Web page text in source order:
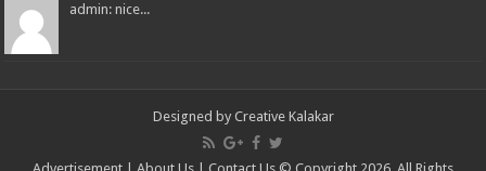
admin: nice...
Designed by Creative Kalakar